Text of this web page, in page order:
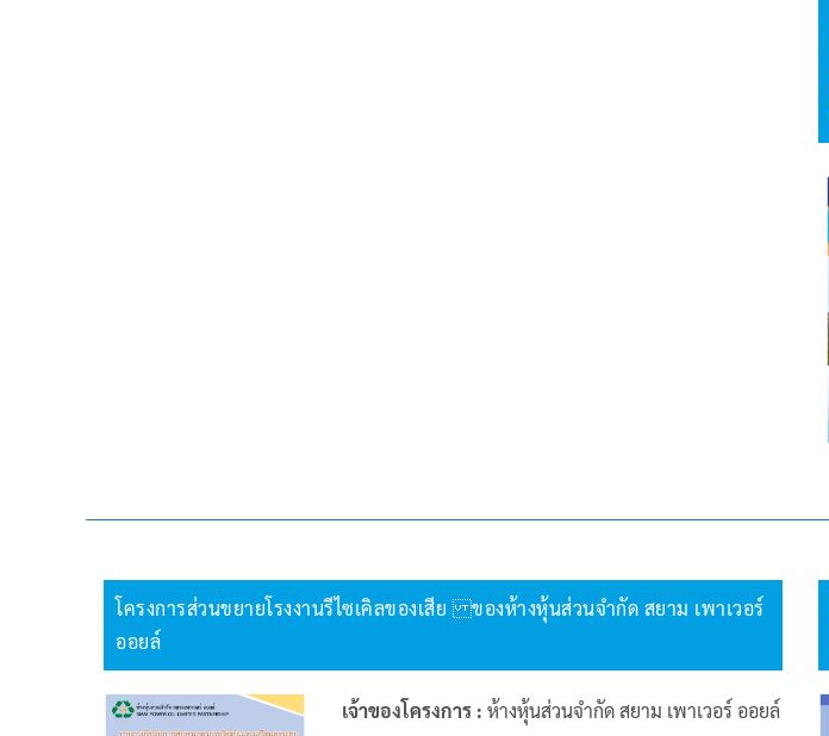
โครงการส่วนขยายโรงงานรีไซเคิลของเสีย ของห้างหุ้นส่วนจำกัด สยาม เพาเวอร์
ออยล์
เจ้าของโครงการ : ห้างหุ้นส่วนจำกัด สยาม เพาเวอร์ ออยล์